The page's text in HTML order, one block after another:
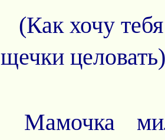
(Как хочу
щечки
Мамочка